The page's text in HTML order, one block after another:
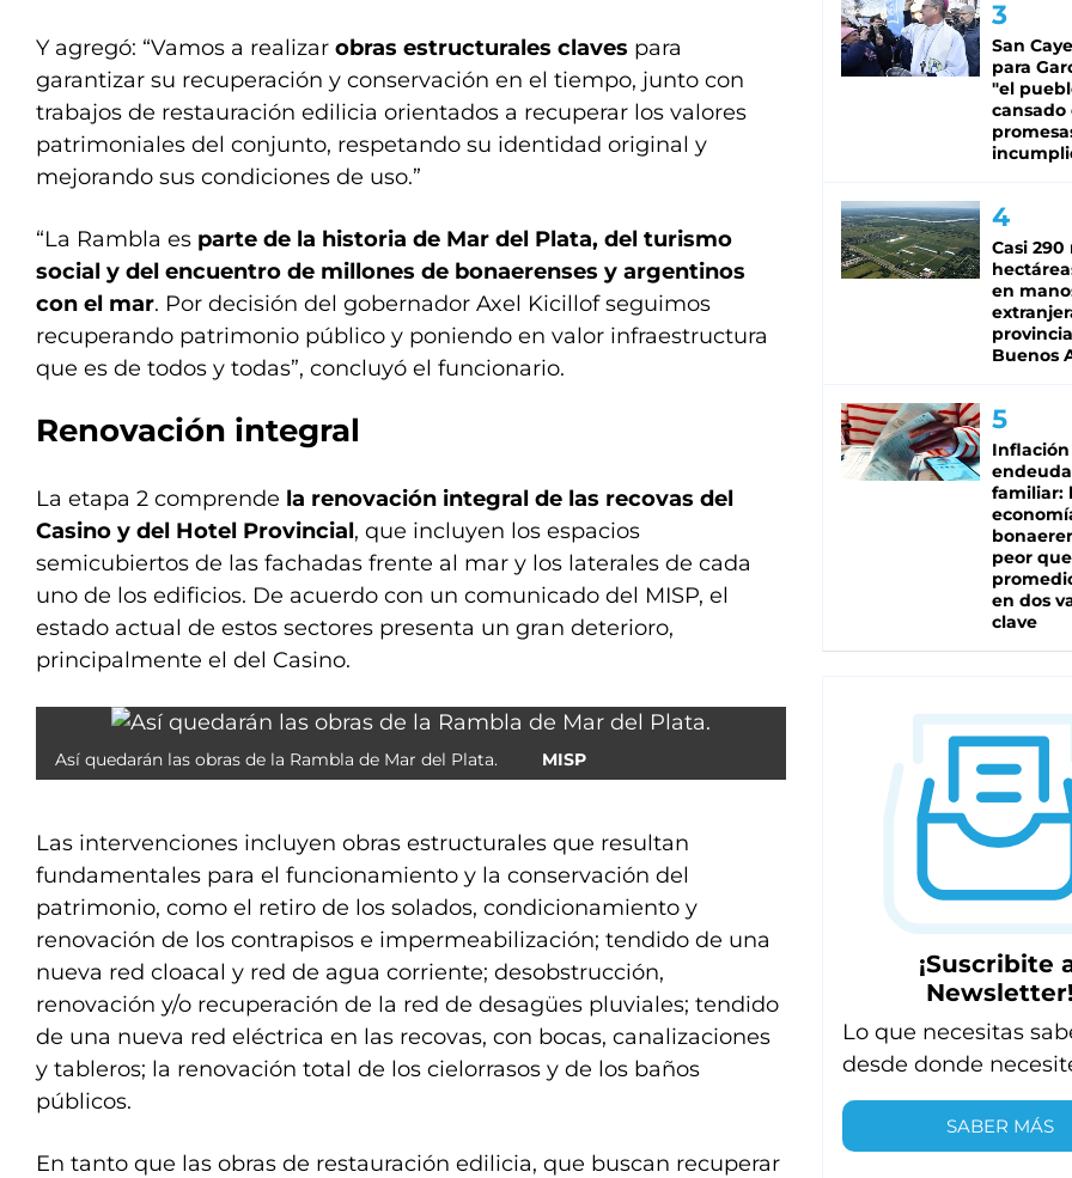
Y agregó: “Vamos a realizar obras estructurales claves para
garantizar su recuperación y conservación en el tiempo, junto con
trabajos de restauración edilicia orientados a recuperar los valores
patrimoniales del conjunto, respetando su identidad original y
mejorando sus condiciones de uso.”
“La Rambla es parte de la historia de Mar del Plata, del turismo
social y del encuentro de millones de bonaerenses y argentinos
con el mar. Por decisión del gobernador Axel Kicillof seguimos
recuperando patrimonio público y poniendo en valor infraestructura
que es de todos y todas”, concluyó el funcionario.
Renovación integral
La etapa 2 comprende la renovación integral de las recovas del
Casino y del Hotel Provincial, que incluyen los espacios
semicubiertos de las fachadas frente al mar y los laterales de cada
uno de los edificios. De acuerdo con un comunicado del MISP, el
estado actual de estos sectores presenta un gran deterioro,
principalmente el del Casino.
Así quedarán las obras de la Rambla de Mar del Plata. MISP
Las intervenciones incluyen obras estructurales que resultan
fundamentales para el funcionamiento y la conservación del
patrimonio, como el retiro de los solados, condicionamiento y
renovación de los contrapisos e impermeabilización; tendido de una
nueva red cloacal y red de agua corriente; desobstrucción,
renovación y/o recuperación de la red de desagües pluviales; tendido
de una nueva red eléctrica en las recovas, con bocas, canalizaciones
y tableros; la renovación total de los cielorrasos y de los baños
públicos.
En tanto que las obras de restauración edilicia, que buscan recuperar
San
para
"el
cansado
Casi 290
en
Buenos
Inflación
familiar:
peor
en dos
clave
¡Suscribite
Lo que necesitas
desde donde
SABER MÁS